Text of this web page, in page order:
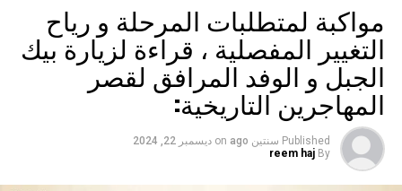
مواكبة لمتطلبات المرحلة و رياح
التغيير المفصلية ، قراءة لزيارة بيك
الجبل و الوفد المرافق لقصر
المهاجرين التاريخية:
Published سنتين ago on ديسمبر 22, 2024
By
reem haj